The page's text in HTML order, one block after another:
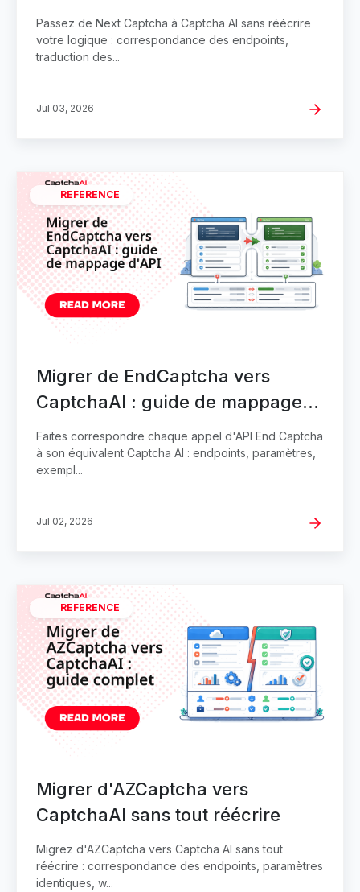
Passez de Next Captcha à Captcha AI sans réécrire
votre logique : correspondance des endpoints,
traduction des...
Jul 03, 2026
REFERENCE
Migrer de EndCaptcha vers
CaptchaAI : guide de mappage
d'API
Faites correspondre chaque appel d'API End Captcha
à son équivalent Captcha AI : endpoints, paramètres,
exempl...
Jul 02, 2026
REFERENCE
Migrer d'AZCaptcha vers
CaptchaAI sans tout réécrire
Migrez d'AZCaptcha vers Captcha AI sans tout
réécrire : correspondance des endpoints, paramètres
identiques, w...